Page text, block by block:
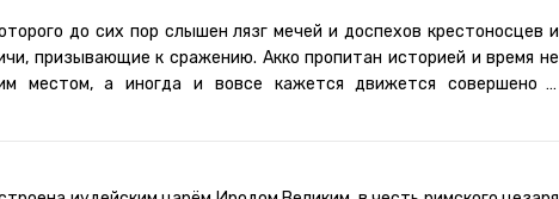
до сих пор слышен лязг мечей и доспехов крестоносцев и
призывающие к сражению. Акко пропитан историей и время не
местом, а иногда и вовсе кажется движется совершено в
Памятники прошлого и настоящего смешались здесь
и крепости крестоносцев, и турецкие бани (хамамы), и мечети и